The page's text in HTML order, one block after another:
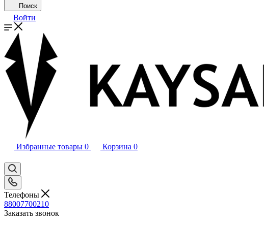
Поиск
Войти
Избранные товары 0 Корзина 0
Телефоны
88007700210
Заказать звонок